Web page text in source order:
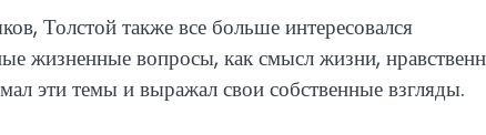
Толстой также все больше интересовался
жизненные вопросы, как смысл жизни,
эти темы и выражал свои собственные взгляды.